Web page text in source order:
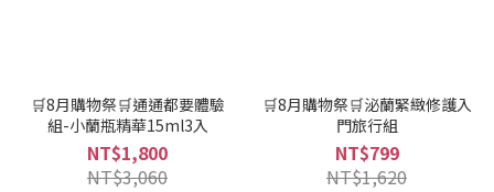
🛒8月購物祭🛒通通都要體驗
組-小蘭瓶精華15ml3入
NT$1,800
NT$3,060
🛒8月購物祭🛒泌蘭緊緻修護入
門旅行組
NT$799
NT$1,620